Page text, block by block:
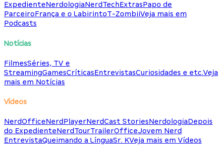
ExpedienteNerdologiaNerdTechExtrasPapo de
ParceiroFrança e o LabirintoT-ZombiiVeja mais em
Podcasts
Notícias
FilmesSéries, TV e
StreamingGamesCríticasEntrevistasCuriosidades e etc.Veja
mais em Notícias
Vídeos
NerdOfficeNerdPlayerNerdCast StoriesNerdologiaDepois
do ExpedienteNerdTourTrailerOfficeJovem Nerd
EntrevistaQueimando a LínguaSr. KVeja mais em Vídeos